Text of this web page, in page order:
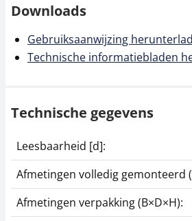
Gegevensinterface
KERN KFN-A01
202,50 €
245,03 € incl. btw.
A01
Downloads
Gebruiksaanwijzing
Technische informatiebladen
Technische gegevens
Leesbaarheid [d]:
Afmetingen volledig gemonteerd
Afmetingen verpakking (B×D×H):